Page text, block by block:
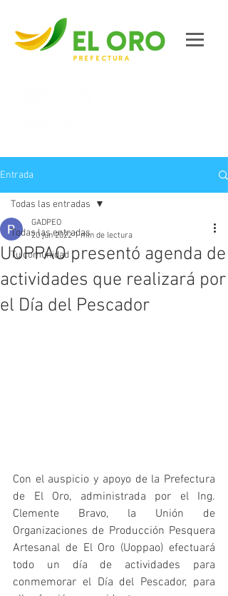
Entrada
Todas las entradas
Tu comunidad
Todas las entradas
UOPPAO presentó agenda de
actividades que realizará por
el Día del Pescador
GADPEO
20 jun 2022 1 min de lectura
Con el auspicio y apoyo de la Prefectura
de El Oro, administrada por el Ing.
Clemente Bravo, la Unión de
Organizaciones de Producción Pesquera
Artesanal de El Oro (Uoppao) efectuará
todo un día de actividades para
conmemorar el Día del Pescador, para